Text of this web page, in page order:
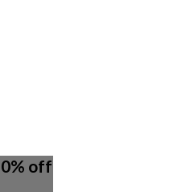
off